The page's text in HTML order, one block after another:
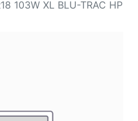
103W XL BLU-TRAC HP